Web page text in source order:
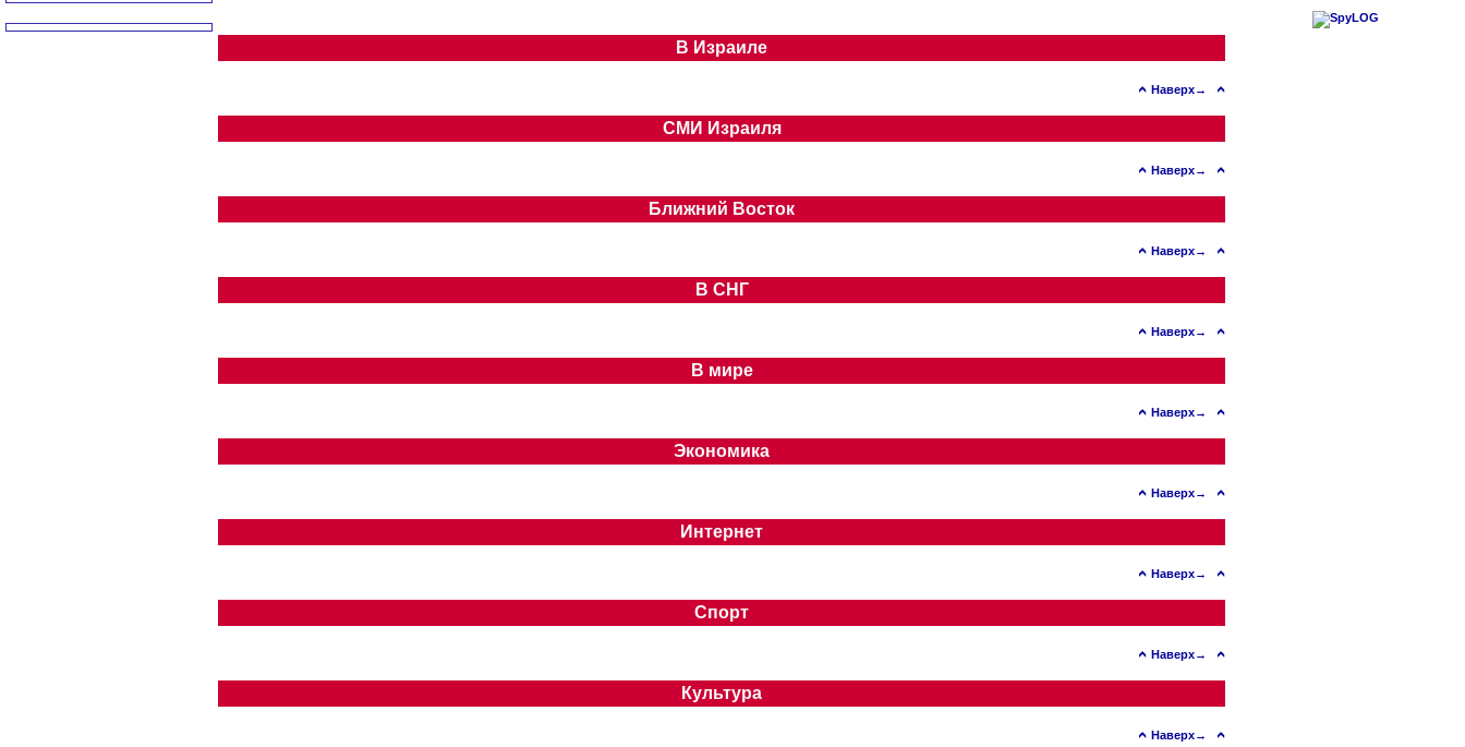
В Израиле
Наверх→
СМИ Израиля
Наверх→
Ближний Восток
Наверх→
В СНГ
Наверх→
В мире
Наверх→
Экономика
Наверх→
Интернет
Наверх→
Спорт
Наверх→
Культура
Наверх→